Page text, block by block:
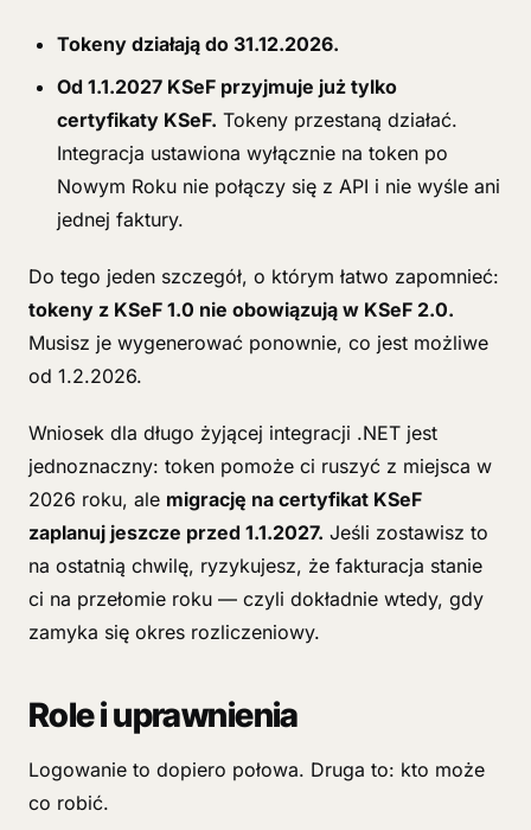
Tokeny działają do 31.12.2026.
Od 1.1.2027 KSeF przyjmuje już tylko
certyfikaty KSeF. Tokeny przestaną działać.
Integracja ustawiona wyłącznie na token po
Nowym Roku nie połączy się z API i nie wyśle ani
jednej faktury.
Do tego jeden szczegół, o którym łatwo zapomnieć:
tokeny z KSeF 1.0 nie obowiązują w KSeF 2.0.
Musisz je wygenerować ponownie, co jest możliwe
od 1.2.2026.
Wniosek dla długo żyjącej integracji .NET jest
jednoznaczny: token pomoże ci ruszyć z miejsca w
2026 roku, ale migrację na certyfikat KSeF
zaplanuj jeszcze przed 1.1.2027. Jeśli zostawisz to
na ostatnią chwilę, ryzykujesz, że fakturacja stanie
ci na przełomie roku — czyli dokładnie wtedy, gdy
zamyka się okres rozliczeniowy.
Role i uprawnienia
Logowanie to dopiero połowa. Druga to: kto może
co robić.